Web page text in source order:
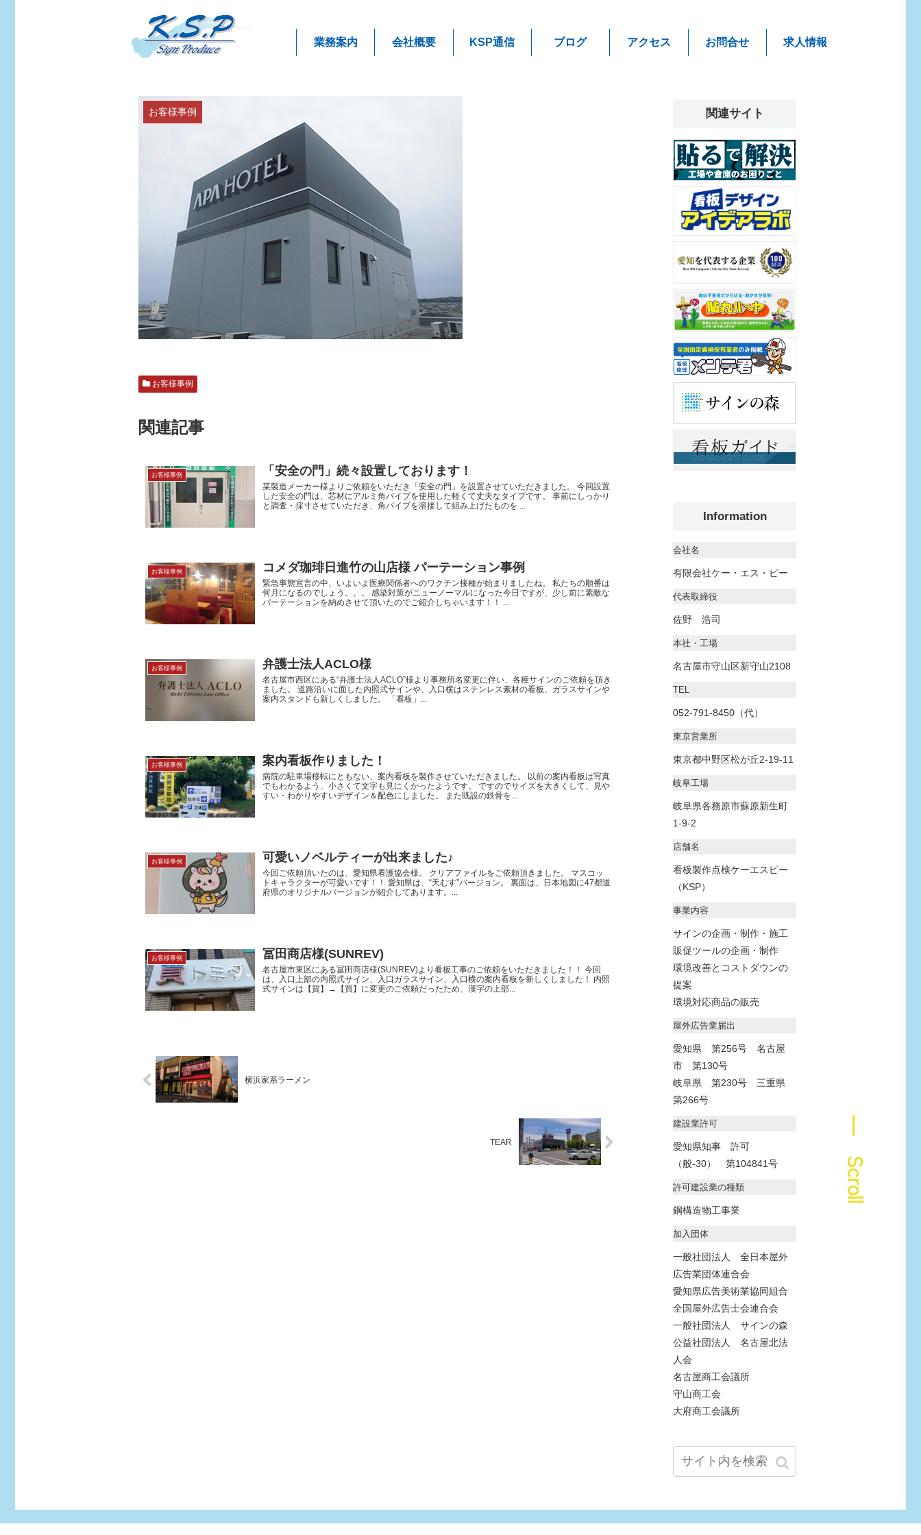
業務案内 会社概要 KSP通信 ブログ アクセス お問合せ 求人情報
― Scroll
お客様事例
お客様事例
関連記事
お客様事例 「安全の門」続々設置しております！
某製造メーカー様よりご依頼をいただき「安全の門」を設置させていただきました。 今回設置
した安全の門は、芯材にアルミ角パイプを使用した軽くて丈夫なタイプです。 事前にしっかり
と調査・採寸させていただき、角パイプを溶接して組み上げたものを ...
お客様事例 コメダ珈琲日進竹の山店様 パーテーション事例
緊急事態宣言の中、いよいよ医療関係者へのワクチン接種が始まりましたね。 私たちの順番は
何月になるのでしょう。。。 感染対策がニューノーマルになった今日ですが、少し前に素敵な
パーテーションを納めさせて頂いたのでご紹介しちゃいます！！ ...
お客様事例 弁護士法人ACLO様
名古屋市西区にある“弁護士法人ACLO”様より事務所名変更に伴い、各種サインのご依頼を頂き
ました。 道路沿いに面した内照式サインや、入口横はステンレス素材の看板、ガラスサインや
案内スタンドも新しくしました。 「看板」...
お客様事例 案内看板作りました！
病院の駐車場移転にともない、案内看板を製作させていただきました。 以前の案内看板は写真
でもわかるよう、小さくて文字も見にくかったようです。 ですのでサイズを大きくして、見や
すい・わかりやすいデザイン＆配色にしました。 また既設の鉄骨を...
お客様事例 可愛いノベルティーが出来ました♪
今回ご依頼頂いたのは、愛知県看護協会様。 クリアファイルをご依頼頂きました。 マスコッ
トキャラクターが可愛いです！！ 愛知県は、“天むす”バージョン。 裏面は、日本地図に47都道
府県のオリジナルバージョンが紹介してあります。...
お客様事例 冨田商店様(SUNREV)
名古屋市東区にある冨田商店様(SUNREV)より看板工事のご依頼をいただきました！！ 今回
は、入口上部の内照式サイン、入口ガラスサイン、入口横の案内看板を新しくしました！ 内照
式サインは【質】→【買】に変更のご依頼だったため、漢字の上部...
横浜家系ラーメン
TEAR
関連サイト
Information
会社名
有限会社ケー・エス・ピー
代表取締役
佐野 浩司
本社・工場
名古屋市守山区新守山2108
TEL
052-791-8450（代）
東京営業所
東京都中野区松が丘2-19-11
岐阜工場
岐阜県各務原市蘇原新生町
1-9-2
店舗名
看板製作点検ケーエスピー
（KSP）
事業内容
サインの企画・制作・施工
販促ツールの企画・制作
環境改善とコストダウンの
提案
環境対応商品の販売
屋外広告業届出
愛知県 第256号 名古屋
市 第130号
岐阜県 第230号 三重県
第266号
建設業許可
愛知県知事 許可
（般-30） 第104841号
許可建設業の種類
鋼構造物工事業
加入団体
一般社団法人 全日本屋外
広告業団体連合会
愛知県広告美術業協同組合
全国屋外広告士会連合会
一般社団法人 サインの森
公益社団法人 名古屋北法
人会
名古屋商工会議所
守山商工会
大府商工会議所